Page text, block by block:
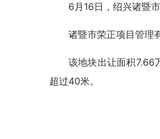
6月16日，绍兴诸暨
诸暨市荣正项目管理
该地块出让面积7.66
超过40米。